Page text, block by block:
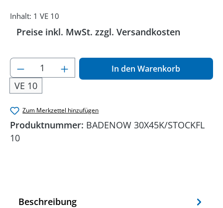
Inhalt: 1 VE 10
Preise inkl. MwSt. zzgl. Versandkosten
Produkt Anzahl: Gib den gewünschten
VE 10
In den Warenkorb
Zum Merkzettel hinzufügen
Produktnummer: BADENOW 30X45K/STOCKFL
10
Beschreibung